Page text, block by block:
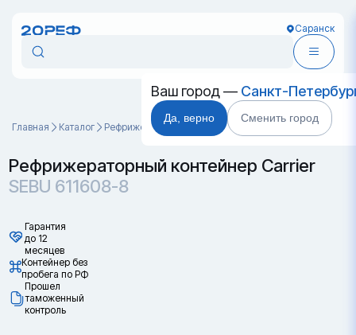
Саранск
Ваш город — Санкт-
Да, верно Сменить город
Главная Каталог Рефрижераторные контейнеры SEBU 611608-8
Рефрижераторный контейнер Carrier
SEBU 611608-8
Гарантия
до 12
месяцев
Контейнер без
пробега по РФ
Прошел
таможенный
контроль